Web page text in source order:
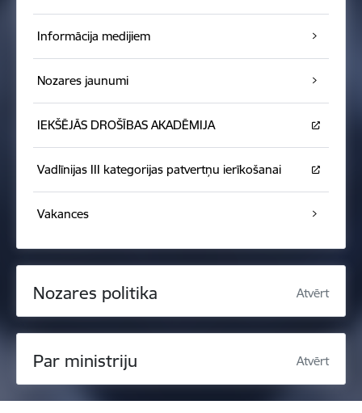
Informācija medijiem
Nozares jaunumi
IEKŠĒJĀS DROŠĪBAS AKADĒMIJA
Vadlīnijas III kategorijas patvertņu ierīkošanai
Vakances
Nozares politika Atvērt
Par ministriju Atvērt